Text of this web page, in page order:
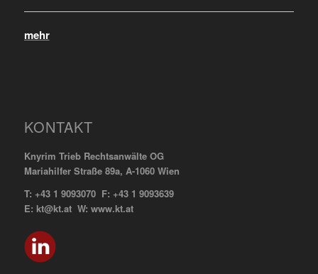
mehr
KONTAKT
Knyrim Trieb Rechtsanwälte OG
Mariahilfer Straße 89a, A-1060 Wien
T: +43 1 9093070 F: +43 1 9093639
E: kt@kt.at W: www.kt.at